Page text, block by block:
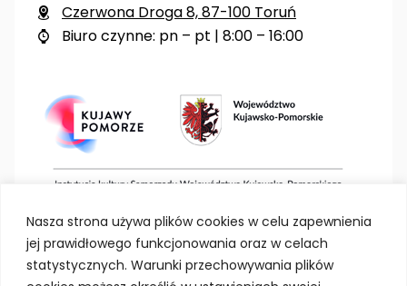
Nasza strona używa plików cookies w celu zapewnienia
jej prawidłowego funkcjonowania oraz w celach
statystycznych. Warunki przechowywania plików
 Czerwona Droga 8, 87-100 Toruń
 Biuro czynne: pn – pt | 8:00 – 16:00